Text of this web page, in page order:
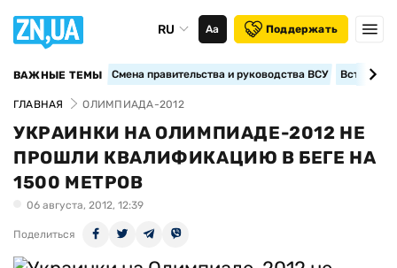
RU Аа Поддержать
ВАЖНЫЕ ТЕМЫ Смена правительства и руководства ВСУ
ГЛАВНАЯ ОЛИМПИАДА-2012
УКРАИНКИ НА ОЛИМПИАДЕ-2012 НЕ
ПРОШЛИ КВАЛИФИКАЦИЮ В БЕГЕ НА
1500 МЕТРОВ
06 августа, 2012, 12:39
Поделиться